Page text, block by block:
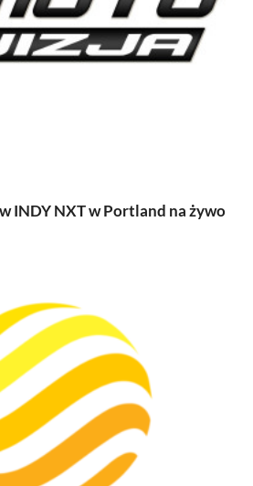
INDY NXT w Portland na żywo